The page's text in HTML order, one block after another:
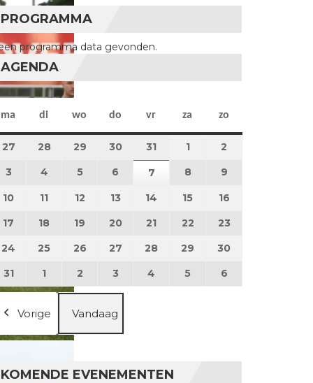
PROGRAMMA
programma data gevonden.
AGENDA
ma maandag
di dinsdag
wo woensdag
do donderdag
vr vrijdag
za zaterdag
zo
27 27 juli 2026
28 28 juli 2026
29 29 juli 2026
3030 juli 2026
31 31 juli 2026
11 augustus 2026
2
3 3 augustus 2026
4 4 augustus 2026
55 augustus 2026
6 6 augustus 2026
7 7 augustus 2026
8 8 augustus 2026
9
10 10 augustus 2026
11 11 augustus 2026
12 12 augustus 2026
13 13 augustus 2026
14 14 augustus 2026
15 15 augustus 2026
16
17 17 augustus 2026
18 18 augustus 2026
19 19 augustus 2026
20 20 augustus 2026
21 21 augustus 2026
22 22 augustus 2026
23
24 24 augustus 2026
25 25 augustus 2026
26 26 augustus 2026
27 27 augustus 2026
28 28 augustus 2026
29 29 augustus 2026
30
3131 augustus 2026
1 1 september 2026
2 2 september 2026
3 3 september 2026
4 4 september 2026
5 5 september 2026
6
Vorige Vandaag
KOMENDE EVENEMENTEN